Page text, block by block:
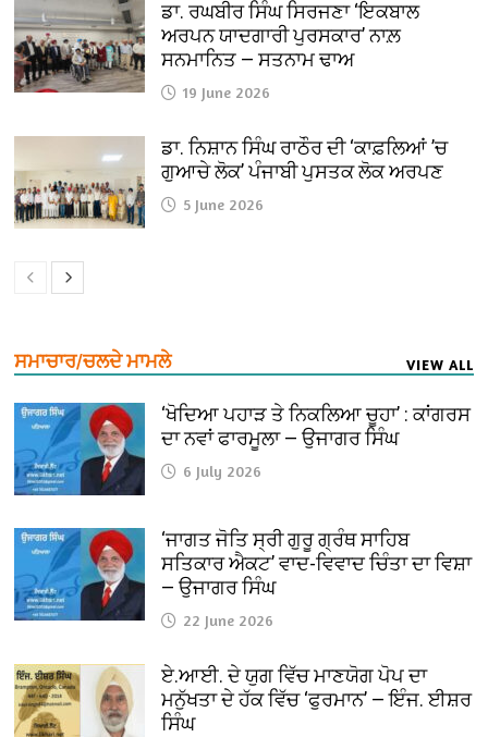
ਡਾ. ਰਘਬੀਰ ਸਿੰਘ ਸਿਰਜਣਾ ‘ਇਕਬਾਲ
ਅਰਪਨ ਯਾਦਗਾਰੀ ਪੁਰਸਕਾਰ’ ਨਾਲ਼
ਸਨਮਾਨਿਤ — ਸਤਨਾਮ ਢਾਅ
19 June 2026
ਡਾ. ਨਿਸ਼ਾਨ ਸਿੰਘ ਰਾਠੌਰ ਦੀ ‘ਕਾਫ਼ਲਿਆਂ ’ਚ
ਗੁਆਚੇ ਲੋਕ’ ਪੰਜਾਬੀ ਪੁਸਤਕ ਲੋਕ ਅਰਪਣ
5 June 2026
ਸਮਾਚਾਰ/ਚਲਦੇ ਮਾਮਲੇ VIEW ALL
‘ਖੋਦਿਆ ਪਹਾੜ ਤੇ ਨਿਕਲਿਆ ਚੂਹਾ’ : ਕਾਂਗਰਸ
ਦਾ ਨਵਾਂ ਫਾਰਮੂਲਾ — ਉਜਾਗਰ ਸਿੰਘ
6 July 2026
‘ਜਾਗਤ ਜੋਤਿ ਸ੍ਰੀ ਗੁਰੂ ਗ੍ਰੰਥ ਸਾਹਿਬ
ਸਤਿਕਾਰ ਐਕਟ’ ਵਾਦ-ਵਿਵਾਦ ਚਿੰਤਾ ਦਾ ਵਿਸ਼ਾ
— ਉਜਾਗਰ ਸਿੰਘ
22 June 2026
ਏ.ਆਈ. ਦੇ ਯੁਗ ਵਿੱਚ ਮਾਣਯੋਗ ਪੋਪ ਦਾ
ਮਨੁੱਖਤਾ ਦੇ ਹੱਕ ਵਿੱਚ ‘ਫੁਰਮਾਨ’ — ਇੰਜ. ਈਸ਼ਰ
ਸਿੰਘ